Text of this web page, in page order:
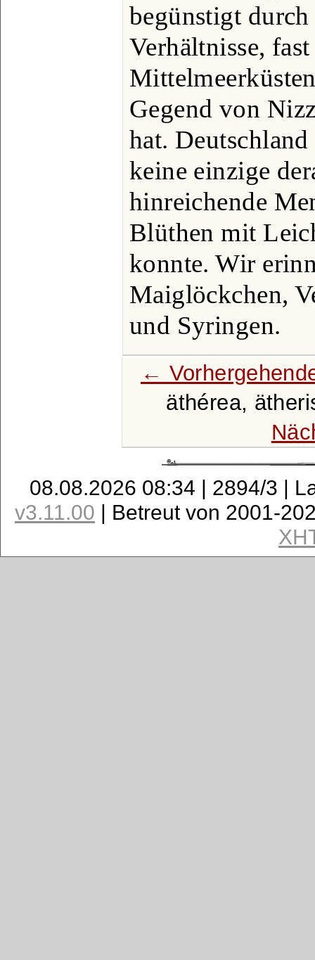
begünstigt
Verhältnisse,
Gegend von
hat. Deutschland
keine einzige
hinreichende
Blüthen mit
konnte. Wir
Maiglöckchen,
und Syringen.
←
äthérea,
08.08.2026 08:34 | 2894/3 |
v3.11.00 | Betreut von 2001-